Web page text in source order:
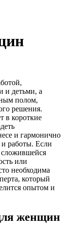
и детьми, а
полом,
решения.
в короткие
и гармонично
работы. Если
или
необходима
который
опытом и
женщин